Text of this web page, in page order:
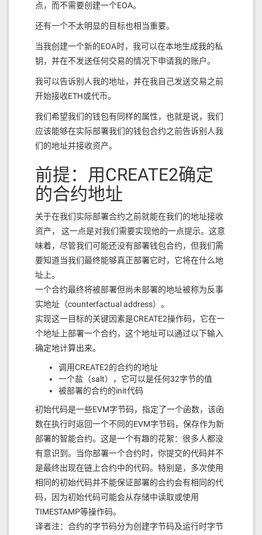
点，而不需要创建一个EOA。
还有一个不太明显的目标也相当重要。
当我创建一个新的EOA时，我可以在本地生成我的私
钥，并在不发送任何交易的情况下申请我的账户。
我可以告诉别人我的地址，并在我自己发送交易之前
开始接收ETH或代币。
我们希望我们的钱包有同样的属性，也就是说，我们
应该能够在实际部署我们的钱包合约之前告诉别人我
们的地址并接收资产。
前提：用CREATE2确定
的合约地址
关于在我们实际部署合约之前就能在我们的地址接收
资产， 这一点是对我们需要实现他的一点提示。这意
味着，尽管我们可能还没有部署钱包合约，但我们需
要知道当我们最终能够真正部署它时，它将在什么地
址上。
一个合约最终将被部署但尚未部署的地址被称为反事
实地址（counterfactual address）。
实现这一目标的关键因素是CREATE2操作码，它在一
个地址上部署一个合约，这个地址可以通过以下输入
确定地计算出来。
调用CREATE2的合约的地址
一个盐（salt），它可以是任何32字节的值
被部署的合约的init代码
初始代码是一些EVM字节码，指定了一个函数，该函
数在执行时返回一个不同的EVM字节码，保存作为新
部署的智能合约。这是一个有趣的花絮：很多人都没
有意识到。当你部署一个合约时，你提交的代码并不
是最终出现在链上合约中的代码。特别是，多次使用
相同的初始代码并不能保证部署的合约会有相同的代
码，因为初始代码可能会从存储中读取或使用
TIMESTAMP等操作码。
译者注：合约的字节码分为创建字节码及运行时字节